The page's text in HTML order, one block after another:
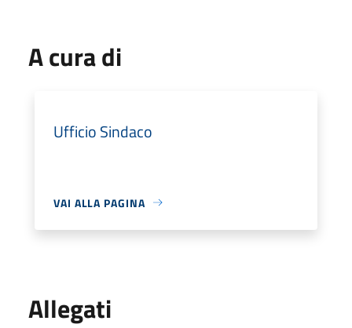
A cura di
Ufficio Sindaco
VAI ALLA PAGINA
Allegati